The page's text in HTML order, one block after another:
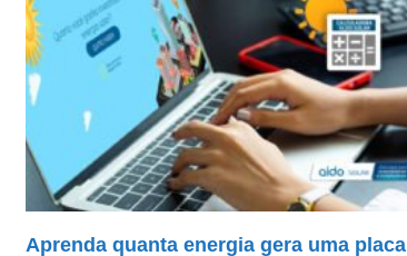
Aprenda quanta energia gera uma placa